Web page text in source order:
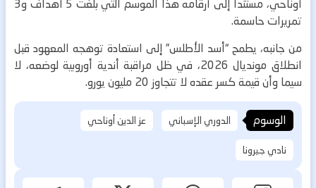
أوناحي، مستنداً إلى أرقامه هذا الموسم التي بلغت 5 أهداف و3
تمريرات حاسمة.
من جانبه، يطمح “أسد الأطلس” إلى استعادة توهجه المعهود قبل
انطلاق مونديال 2026، في ظل مراقبة أندية أوروبية لوضعه، لا
سيما وأن قيمة كسر عقده لا تتجاوز 20 مليون يورو.
الوسوم الدوري الإسباني
عز الدين أوناحي
نادي جيرونا